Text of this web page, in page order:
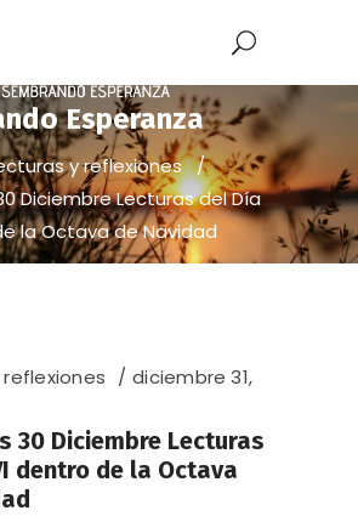
Esperanza
y reflexiones/
Diciembre Lecturas del Día
la Octava de Navidad
diciembre 31,
30 Diciembre Lecturas
dentro de la Octava